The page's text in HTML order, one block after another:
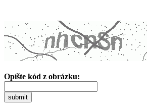
Opíšte kód z obrázku:
submit